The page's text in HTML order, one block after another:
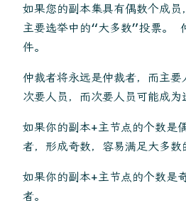
如果您的副本集具有偶数个成
主要选举中的“大多数”投票。
件。
仲裁者将永远是仲裁者，而主要
次要人员，而次要人员可能成为
如果你的副本+主节点的个数是
者，形成奇数，容易满足大多数
如果你的副本+主节点的个数是
者。